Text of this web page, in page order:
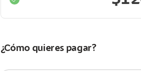
¿Cómo quieres pagar?